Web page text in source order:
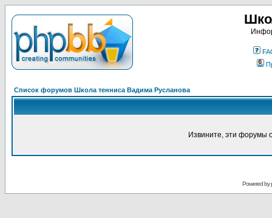
Список форумов Школа тенниса Вадима Русланова
Извините, эти форумы
Powered by